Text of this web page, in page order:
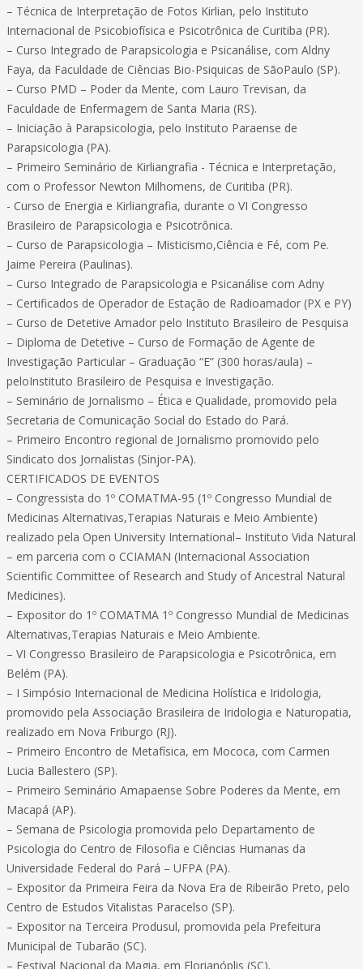
– Técnica de Interpretação de Fotos Kirlian, pelo Instituto
Internacional de Psicobiofísica e Psicotrônica de Curitiba (PR).
– Curso Integrado de Parapsicologia e Psicanálise, com Aldny
Faya, da Faculdade de Ciências Bio-Psiquicas de SãoPaulo (SP).
– Curso PMD – Poder da Mente, com Lauro Trevisan, da
Faculdade de Enfermagem de Santa Maria (RS).
– Iniciação à Parapsicologia, pelo Instituto Paraense de
Parapsicologia (PA).
– Primeiro Seminário de Kirliangrafia - Técnica e Interpretação,
com o Professor Newton Milhomens, de Curitiba (PR).
- Curso de Energia e Kirliangrafia, durante o VI Congresso
Brasileiro de Parapsicologia e Psicotrônica.
– Curso de Parapsicologia – Misticismo,Ciência e Fé, com Pe.
Jaime Pereira (Paulinas).
– Curso Integrado de Parapsicologia e Psicanálise com Adny
– Certificados de Operador de Estação de Radioamador (PX e PY)
– Curso de Detetive Amador pelo Instituto Brasileiro de Pesquisa
– Diploma de Detetive – Curso de Formação de Agente de
Investigação Particular – Graduação “E” (300 horas/aula) –
peloInstituto Brasileiro de Pesquisa e Investigação.
– Seminário de Jornalismo – Ética e Qualidade, promovido pela
Secretaria de Comunicação Social do Estado do Pará.
– Primeiro Encontro regional de Jornalismo promovido pelo
Sindicato dos Jornalistas (Sinjor-PA).
CERTIFICADOS DE EVENTOS
– Congressista do 1º COMATMA-95 (1º Congresso Mundial de
Medicinas Alternativas,Terapias Naturais e Meio Ambiente)
realizado pela Open University International– Instituto Vida Natural
– em parceria com o CCIAMAN (Internacional Association
Scientific Committee of Research and Study of Ancestral Natural
Medicines).
– Expositor do 1º COMATMA 1º Congresso Mundial de Medicinas
Alternativas,Terapias Naturais e Meio Ambiente.
– VI Congresso Brasileiro de Parapsicologia e Psicotrônica, em
Belém (PA).
– I Simpósio Internacional de Medicina Holística e Iridologia,
promovido pela Associação Brasileira de Iridologia e Naturopatia,
realizado em Nova Friburgo (RJ).
– Primeiro Encontro de Metafísica, em Mococa, com Carmen
Lucia Ballestero (SP).
– Primeiro Seminário Amapaense Sobre Poderes da Mente, em
Macapá (AP).
– Semana de Psicologia promovida pelo Departamento de
Psicologia do Centro de Filosofia e Ciências Humanas da
Universidade Federal do Pará – UFPA (PA).
– Expositor da Primeira Feira da Nova Era de Ribeirão Preto, pelo
Centro de Estudos Vitalistas Paracelso (SP).
– Expositor na Terceira Produsul, promovida pela Prefeitura
Municipal de Tubarão (SC).
– Festival Nacional da Magia, em Florianóplis (SC).